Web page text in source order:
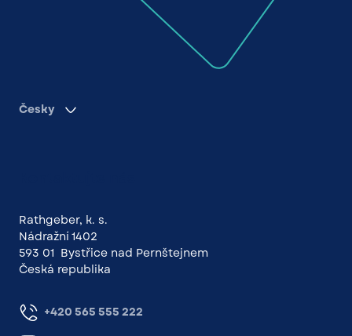
Česky
Rathgeber, k. s.
Nádražní 1402
593 01 Bystřice nad Pernštejnem
Česká republika
+420 565 555 222